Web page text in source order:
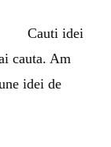
Cauti idei
cauta. Am
idei de